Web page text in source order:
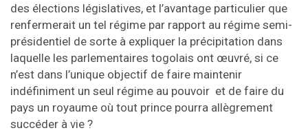
des élections législatives, et l’avantage particulier que
renfermerait un tel régime par rapport au régime semi-
présidentiel de sorte à expliquer la précipitation dans
laquelle les parlementaires togolais ont œuvré, si ce
n’est dans l’unique objectif de faire maintenir
indéfiniment un seul régime au pouvoir et de faire du
pays un royaume où tout prince pourra allègrement
succéder à vie ?